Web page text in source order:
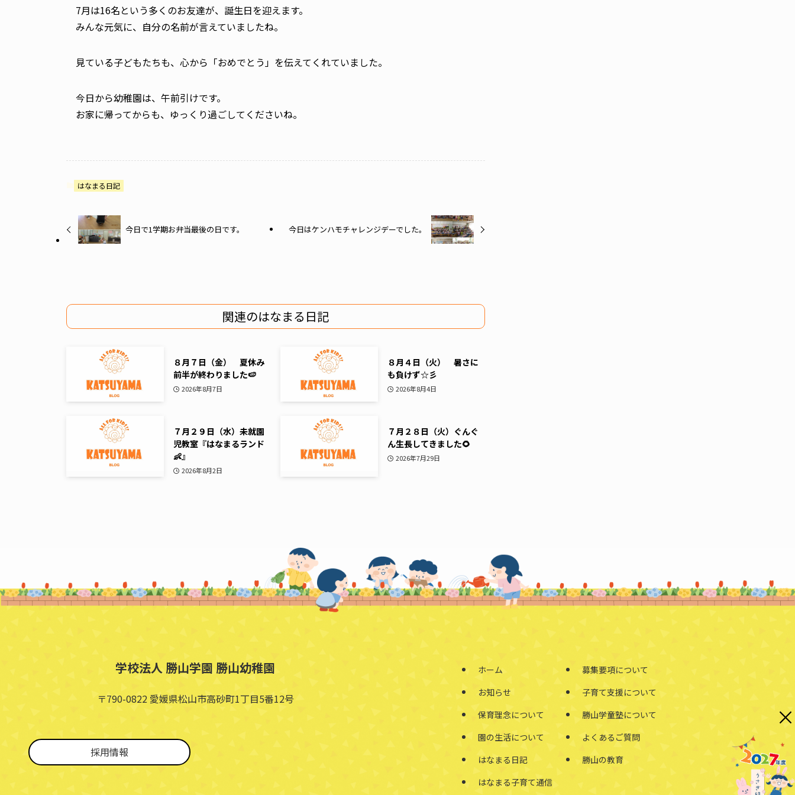
7月は16名という多くのお友達が、誕生日を迎えます。
みんな元気に、自分の名前が言えていましたね。
見ている子どもたちも、心から「おめでとう」を伝えてくれていました。
今日から幼稚園は、午前引けです。
お家に帰ってからも、ゆっくり過ごしてくださいね。
はなまる日記
今日で1学期お弁当最後の日です。 今日はケンハモチャレンジデーでした。
関連のはなまる日記
８月７日（金） 夏休み
前半が終わりました🍉
2026年8月7日
８月４日（火） 暑さに
も負けず☆彡
2026年8月4日
７月２９日（水）未就園
児教室『はなまるランド
👶』
2026年8月2日
７月２８日（火）ぐんぐ
ん生長してきました🌻
2026年7月29日
学校法人 勝山学園 勝山幼稚園
〒790-0822 愛媛県松山市高砂町1丁目5番12号
採用情報
ホーム
お知らせ
保育理念について
園の生活について
はなまる日記
はなまる子育て通信
募集要項について
子育て支援について
勝山学童塾について
よくあるご質問
勝山の教育
×